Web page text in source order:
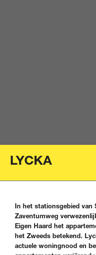
LYCKA
In het stationsgebied van
Zaventumweg
Eigen Haard het
het Zweeds betekend.
actuele woningnood en